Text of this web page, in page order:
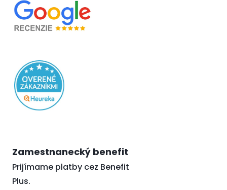
Zamestnanecký benefit
Prijímame platby cez Benefit
Plus.